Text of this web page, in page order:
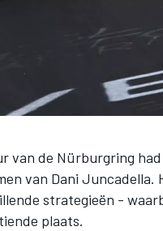
van de Nürburgring
van Dani
strategieën -
plaats.